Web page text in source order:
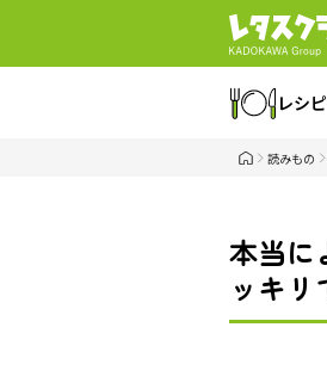
レシピ
読みもの
本当に
ッキ